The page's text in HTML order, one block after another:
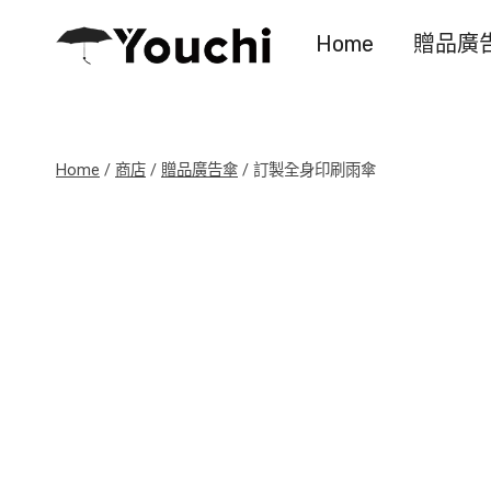
Home 贈品廣
Home / 商店 / 贈品廣告傘 / 訂製全身印刷雨傘